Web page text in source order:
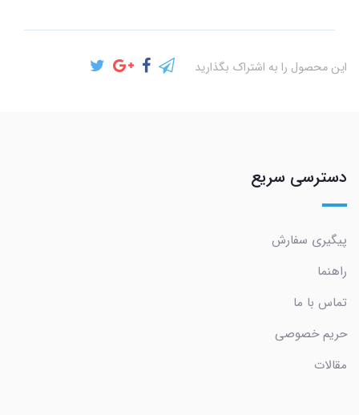
این محصول را به اشتراک بگذارید
دسترسی سریع
پیگیری سفارش
راهنما
تماس با ما
حریم خصوصی
مقالات